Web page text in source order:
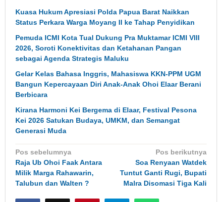
Kuasa Hukum Apresiasi Polda Papua Barat Naikkan
Status Perkara Warga Moyang II ke Tahap Penyidikan
Pemuda ICMI Kota Tual Dukung Pra Muktamar ICMI VIII
2026, Soroti Konektivitas dan Ketahanan Pangan
sebagai Agenda Strategis Maluku
Gelar Kelas Bahasa Inggris, Mahasiswa KKN-PPM UGM
Bangun Kepercayaan Diri Anak-Anak Ohoi Elaar Berani
Berbicara
Kirana Harmoni Kei Bergema di Elaar, Festival Pesona
Kei 2026 Satukan Budaya, UMKM, dan Semangat
Generasi Muda
Navigasi
pos
Pos sebelumnya
Raja Ub Ohoi Faak Antara
Milik Marga Rahawarin,
Talubun dan Walten ?
Pos berikutnya
Soa Renyaan Watdek
Tuntut Ganti Rugi, Bupati
Malra Disomasi Tiga Kali